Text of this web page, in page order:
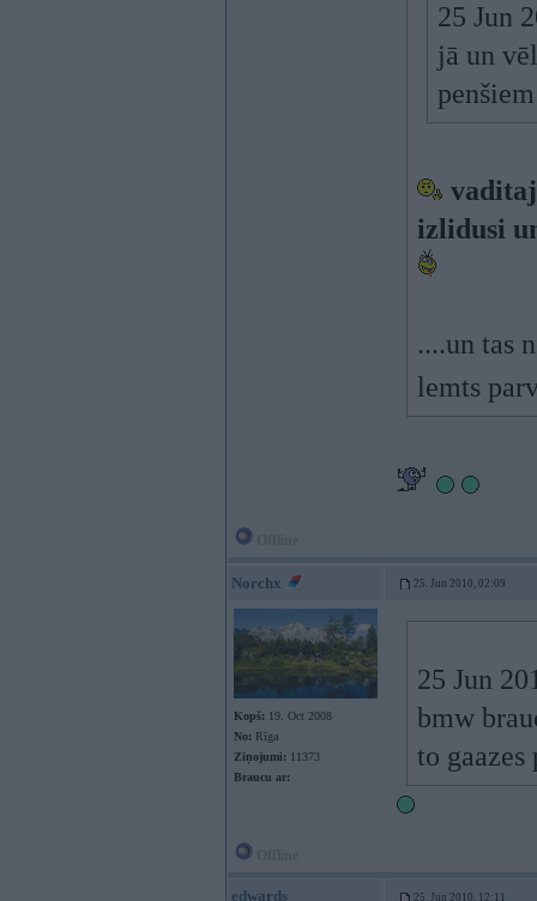
25 Jun
jā un
izlidusi
....un tas
lemts
Norchx 25. Jun 2010, 02:09
Kopš: 19. Oct 2008
No: Rīga
Ziņojumi: 11373
Braucu ar:
25 Jun
bmw
to
edwards 25. Jun 2010, 12:11